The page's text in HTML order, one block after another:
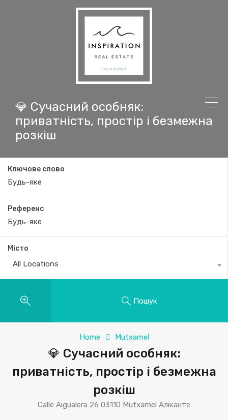
💎 Сучасний особняк:
приватність, простір і безмежна
розкіш
Ключове слово
Референс
Місто
All Locations
Пошук
Home Mutxamel
💎 Сучасний особняк:
приватність, простір і безмежна
розкіш
Calle Aigualera 26 03110 Mutxamel Аліканте